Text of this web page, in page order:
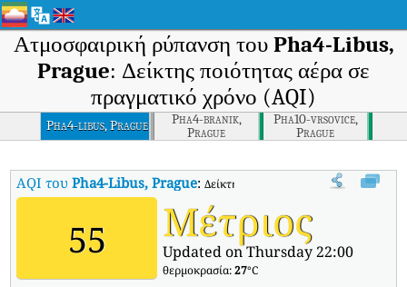
Ατμοσφαιρική ρύπανση του Pha4-Libus,
Prague: Δείκτης ποιότητας αέρα σε
πραγματικό χρόνο (AQI)
Pha4-libus, Prague
Pha4-branik,
Prague
Pha10-vrsovice,
Prague
AQI τουPha4-Libus, Prague:Δείκτης ποιότητας αέρα σε
55 Μέτριος
Updated on Thursday 22:00
θερμοκρασία:27°C